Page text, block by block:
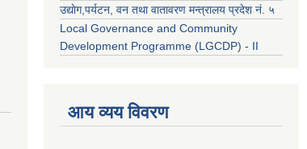
उद्याेग,पर्यटन, वन तथा वातावरण मन्त्रालय प्रदेश नं. ५
Local Governance and Community
Development Programme (LGCDP) - II
आय व्यय विवरण